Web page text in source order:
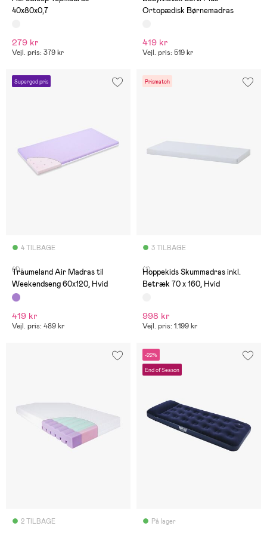
40x80x0,7
279 kr
Vejl. pris: 379 kr
Ortopædisk Børnemadras
419 kr
Vejl. pris: 519 kr
Supergod pris
4 TILBAGE
(1)
Träumeland Air Madras til
Weekendseng 60x120, Hvid
419 kr
Vejl. pris: 489 kr
Prismatch
3 TILBAGE
(1)
Hoppekids Skummadras inkl.
Betræk 70 x 160, Hvid
998 kr
Vejl. pris: 1.199 kr
2 TILBAGE
-22%
End of Season
På lager